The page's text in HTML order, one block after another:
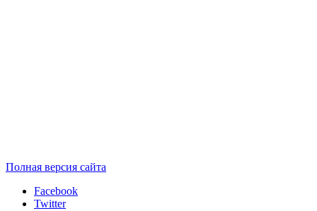
Полная версия сайта
Facebook
Twitter